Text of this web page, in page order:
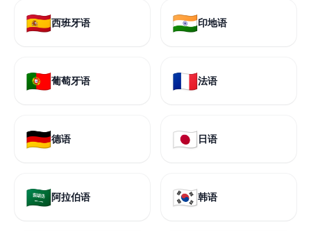
🇪🇸西班牙语 🇮🇳印地语
🇵🇹葡萄牙语 🇫🇷法语
🇩🇪德语 🇯🇵日语
🇸🇦阿拉伯语 🇰🇷韩语